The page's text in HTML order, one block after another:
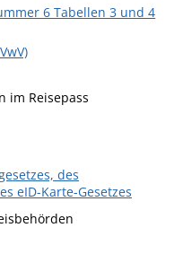
für Baum- und
MICH!“
6 Tabellen 3 und 4
im Reisepass
des
eID-Karte-Gesetzes